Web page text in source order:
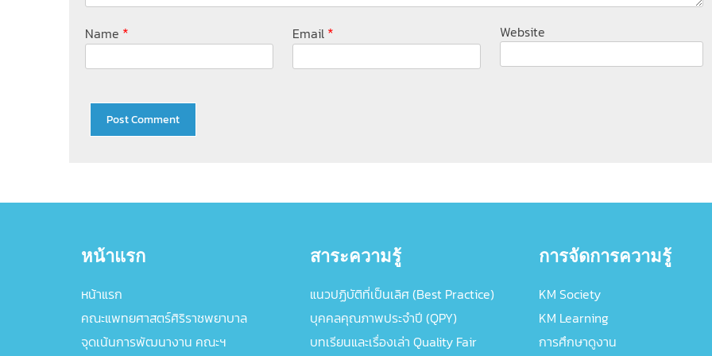
Name * Email * Website
หน้าแรก
หน้าแรก
คณะแพทยศาสตร์ศิริราชพยาบาล
จุดเน้นการพัฒนางาน คณะฯ
สาระความรู้
แนวปฏิบัติที่เป็นเลิศ (Best Practice)
บุคคลคุณภาพประจำปี (QPY)
บทเรียนและเรื่องเล่า Quality Fair
การจัดการความรู้
KM Society
KM Learning
การศึกษาดูงาน